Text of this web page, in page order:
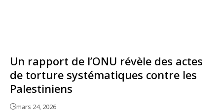
Un rapport de l’ONU révèle des actes
de torture systématiques contre les
Palestiniens
mars 24, 2026